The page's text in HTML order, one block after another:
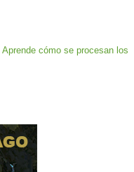
Aprende cómo se procesan los